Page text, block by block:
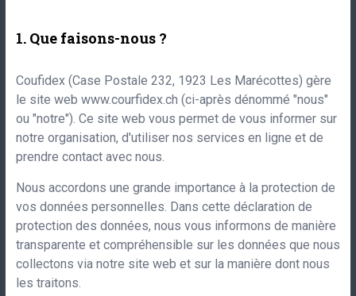
Que faisons-nous ?
Coufidex(Case Postale 232, 1923 Les Marécottes) gère
le site web www.courfidex.ch (ci-après dénommé "nous"
ou "notre"). Ce site web vous permet de vous informer sur
notre organisation, d'utiliser nos services en ligne et de
prendre contact avec nous.
Nous accordons une grande importance à la protection de
vos données personnelles. Dans cette déclaration de
protection des données, nous vous informons de manière
transparente et compréhensible sur les données que nous
collectons via notre site web et sur la manière dont nous
les traitons.